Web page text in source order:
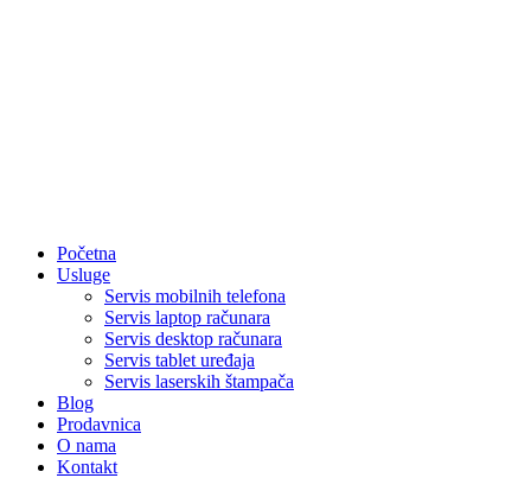
Početna
Usluge
Servis mobilnih telefona
Servis laptop računara
Servis desktop računara
Servis tablet uređaja
Servis laserskih štampača
Blog
Prodavnica
O nama
Kontakt